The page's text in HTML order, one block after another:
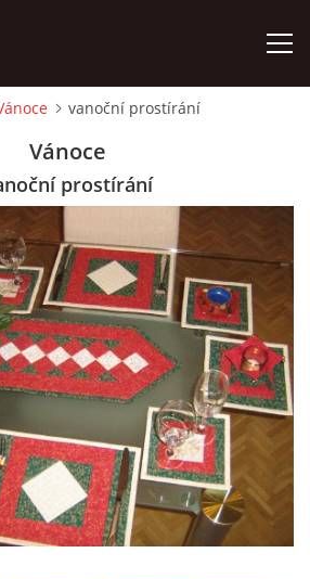
jk-laguna@seznam.cz
vanoční prostírání
Vánoce
prostírání